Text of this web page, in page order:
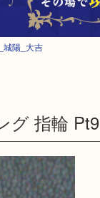
城陽_大吉
グ 指輪